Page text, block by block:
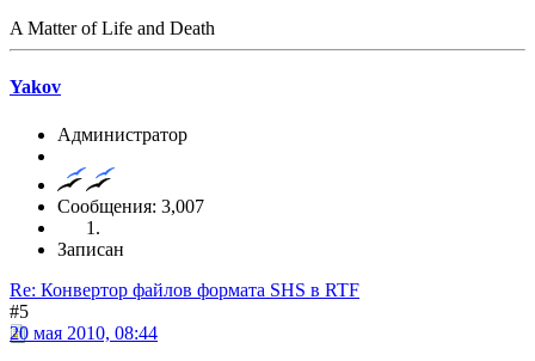
A Matter of Life and Death
Yakov
Администратор
Сообщения: 3,007
Записан
Re: Конвертор файлов формата SHS в RTF
#5
20 мая 2010, 08:44